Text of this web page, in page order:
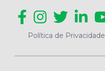
Política de Privacidade